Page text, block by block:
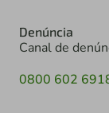
Denúncia
Canal de
0800 602